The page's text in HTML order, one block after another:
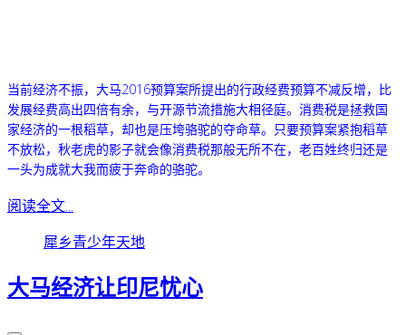
当前经济不振，大马2016预算案所提出的行政经费预算不减反增，比
发展经费高出四倍有余，与开源节流措施大相径庭。 消费税是拯救国
家经济的一根稻草，却也是压垮骆驼的夺命草。只要预算案紧抱稻草
不放松，秋老虎的影子就会像消费税那般无所不在，老百姓终归还是
一头为成就大我而疲于奔命的骆驼。
阅读全文...
犀乡青少年天地
大马经济让印尼忧心